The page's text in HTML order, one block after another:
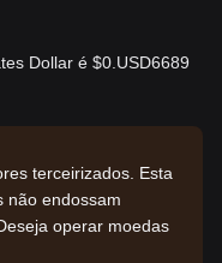
Dollar é $0.USD6689
terceirizados. Esta
não endossam
operar moedas